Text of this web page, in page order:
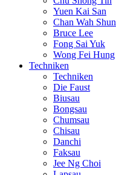
Yuen Kai San
Chan Wah Shun
Bruce Lee
Fong Sai Yuk
Wong Fei Hung
Techniken
Techniken
Die Faust
Biusau
Bongsau
Chumsau
Chisau
Danchi
Faksau
Jee Ng Choi